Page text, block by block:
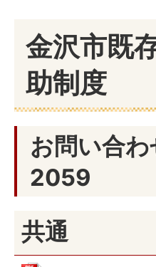
金沢市既
助制度
お問い合
2059
共通